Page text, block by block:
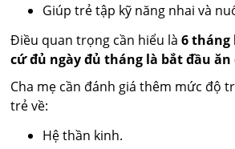
Giúp trẻ tập kỹ năng nhai và
Điều quan trọng cần hiểu là6 tháng
cứ đủ ngày đủ tháng là bắt đầu ăn
Cha mẹ cần đánh giá thêm mức độ
trẻ về:
Hệ thần kinh.